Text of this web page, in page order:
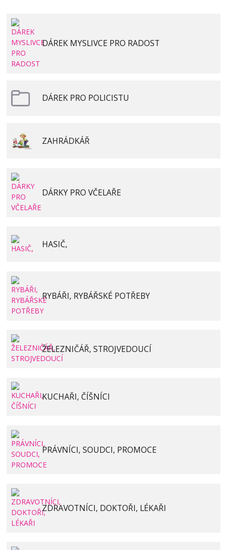
DÁREK MYSLIVCE PRO RADOST
DÁREK PRO POLICISTU
ZAHRÁDKÁŘ
DÁRKY PRO VČELAŘE
HASIČ,
RYBÁŘI, RYBÁŘSKÉ POTŘEBY
ŽELEZNIČÁŘ, STROJVEDOUCÍ
KUCHAŘI, ČÍŠNÍCI
PRÁVNÍCI, SOUDCI, PROMOCE
ZDRAVOTNÍCI, DOKTOŘI, LÉKAŘI